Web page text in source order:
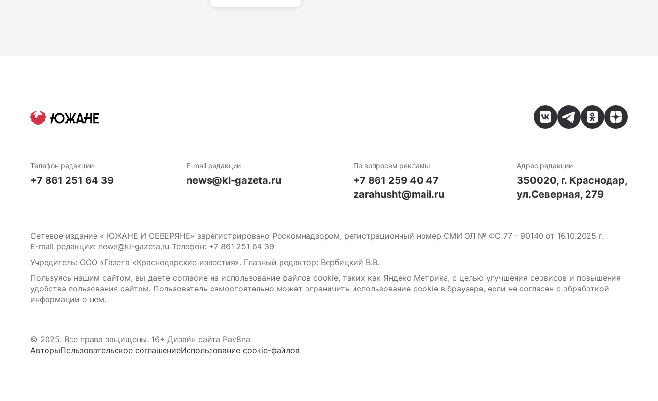
Телефон редакции
+7 861 251 64 39
E-mail редакции
news@ki-gazeta.ru
По вопросам рекламы
+7 861 259 40 47
zarahusht@mail.ru
Адрес редакции
350020, г. Краснодар,
ул.Северная, 279
Сетевое издание « ЮЖАНЕ И СЕВЕРЯНЕ» зарегистрировано Роскомнадзором, регистрационный номер СМИ ЭЛ № ФС 77 - 90140 от 16.10.2025 г.
E-mail редакции: news@ki-gazeta.ru Телефон: +7 861 251 64 39
Учредитель: ООО «Газета «Краснодарские известия». Главный редактор: Вербицкий В.В.
Пользуясь нашим сайтом, вы даете согласие на использование файлов сооkіе, таких как Яндекс Метрика, с целью улучшения сервисов и повышения
удобства пользования сайтом. Пользователь самостоятельно может ограничить использование сооkіе в браузере, если не согласен с обработкой
информации о нем.
© 2025. Все права защищены. 16+ Дизайн сайта Pav8na
АвторыПользовательское соглашениеИспользование cookie-файлов